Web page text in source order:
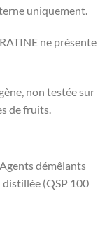
uniquement.
ne présente
non testée sur
de fruits.
démêlants
(QSP 100